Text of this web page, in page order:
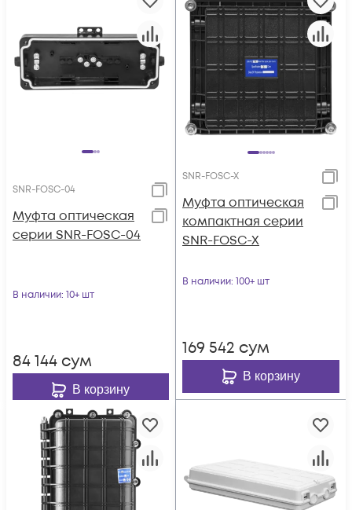
SNR-FOSC-04
Муфта оптическая
серии SNR-FOSC-04
В наличии: 10+ шт
84 144 сум
В корзину
SNR-FOSC-X
Муфта оптическая
компактная серии
SNR-FOSC-X
В наличии: 100+ шт
169 542 сум
В корзину